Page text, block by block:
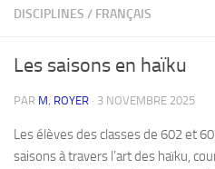
DISCIPLINES / FRANÇAIS
Les saisons en haïku
PAR M. ROYER · 3 NOVEMBRE 2025
Les élèves des classes de 602 et
saisons à travers l’art des haïku,